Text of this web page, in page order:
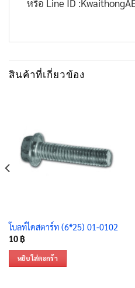
หรือ Line ID
สินค้าที่เกี่ยวข้อง
โบลท์ไดสตาร์ท (6*25) 01-0102
10 ฿
หยิบใส่ตะกร้า